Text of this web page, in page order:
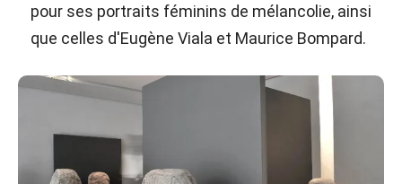
pour ses portraits féminins de mélancolie, ainsi
que celles d'Eugène Viala et Maurice Bompard.